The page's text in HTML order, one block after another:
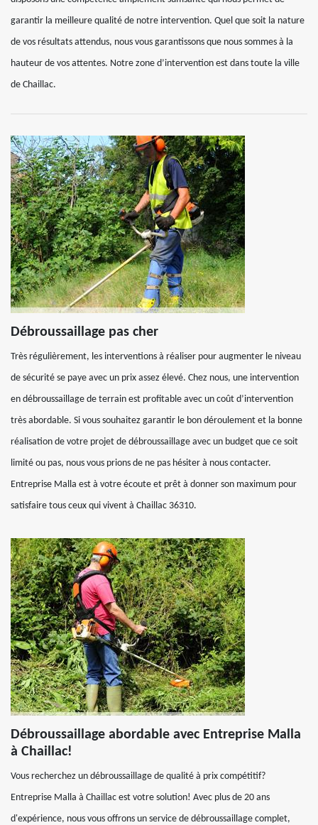
garantir la meilleure qualité de notre intervention. Quel que soit la nature
de vos résultats attendus, nous vous garantissons que nous sommes à la
hauteur de vos attentes. Notre zone d’intervention est dans toute la ville
de Chaillac.
Débroussaillage pas cher
Très régulièrement, les interventions à réaliser pour augmenter le niveau
de sécurité se paye avec un prix assez élevé. Chez nous, une intervention
en débroussaillage de terrain est profitable avec un coût d’intervention
très abordable. Si vous souhaitez garantir le bon déroulement et la bonne
réalisation de votre projet de débroussaillage avec un budget que ce soit
limité ou pas, nous vous prions de ne pas hésiter à nous contacter.
Entreprise Malla est à votre écoute et prêt à donner son maximum pour
satisfaire tous ceux qui vivent à Chaillac 36310.
Débroussaillage abordable avec Entreprise Malla
à Chaillac!
Vous recherchez un débroussaillage de qualité à prix compétitif?
Entreprise Malla à Chaillac est votre solution! Avec plus de 20 ans
d'expérience, nous vous offrons un service de débroussaillage complet,